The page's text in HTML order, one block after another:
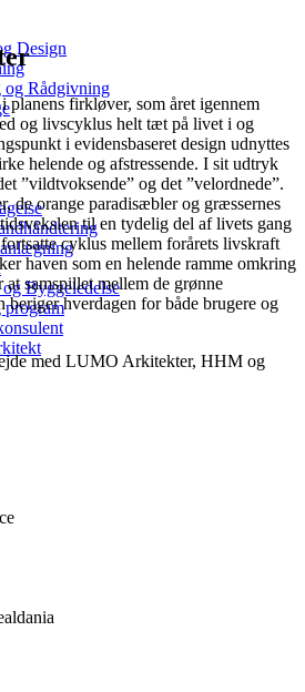
Design
Rådgivning
Byggeledelse
planens firkløver, som året igennem
og livscyklus helt tæt på livet i og
i evidensbaseret design udnyttes
helende og afstressende. I sit udtryk
”vildtvoksende” og det ”velordnede”.
de orange paradisæbler og græssernes
til en tydelig del af livets gang
cyklus mellem forårets livskraft
haven som en helende ramme omkring
at samspillet mellem de grønne
hverdagen for både brugere og
med LUMO Arkitekter, HHM og